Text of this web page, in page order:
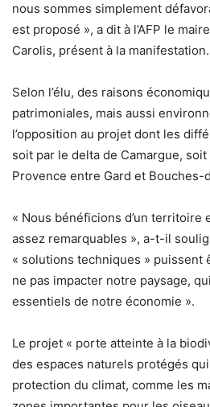
nous sommes simplement
est proposé », a dit à l’AFP le
Carolis, présent à la manifestation.
Selon l’élu, des raisons
patrimoniales, mais aussi
l’opposition au projet dont les
soit par le delta de Camargue,
Provence entre Gard et Bouches-
« Nous bénéficions d’un territoire
assez remarquables », a-t-il
« solutions techniques » puissent
ne pas impacter notre paysage,
essentiels de notre économie ».
Le projet « porte atteinte à la
des espaces naturels protégés
protection du climat, comme les